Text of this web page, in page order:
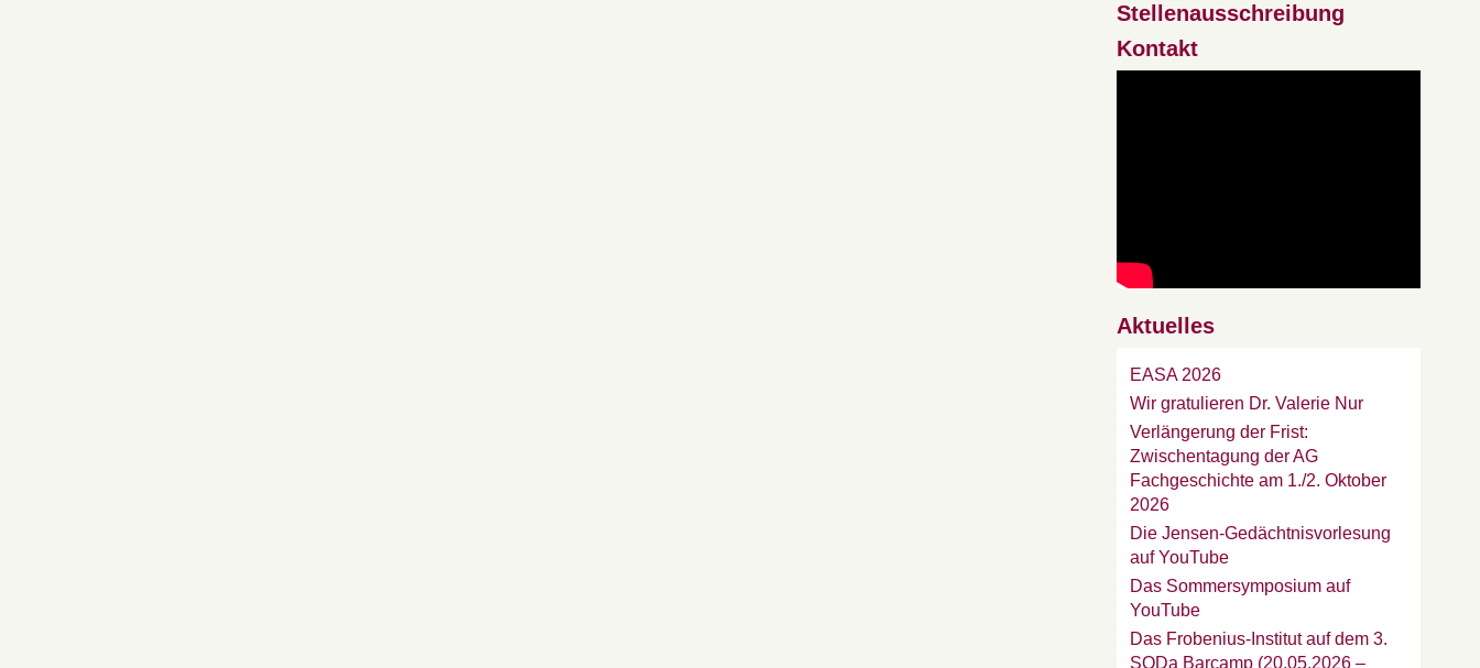
Stellenausschreibung
Kontakt
Aktuelles
EASA 2026
Wir gratulieren Dr. Valerie Nur
Verlängerung der Frist:
Zwischentagung der AG
Fachgeschichte am 1./2. Oktober
2026
Die Jensen-Gedächtnisvorlesung
auf YouTube
Das Sommersymposium auf
YouTube
Das Frobenius-Institut auf dem 3.
SODa Barcamp (20.05.2026 –